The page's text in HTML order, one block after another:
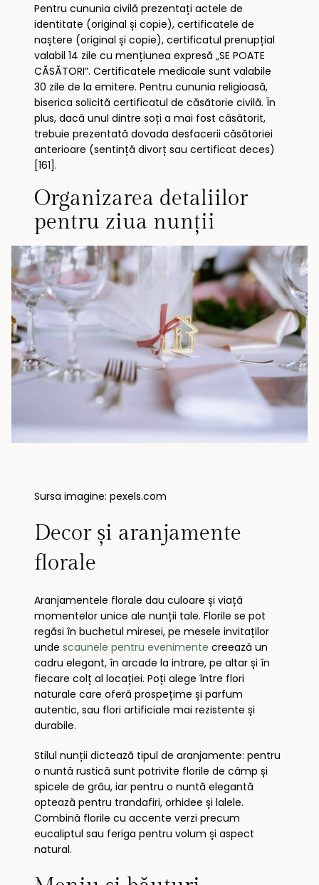
Pentru cununia civilă prezentați actele de
identitate (original și copie), certificatele de
naștere (original și copie), certificatul prenupțial
valabil 14 zile cu mențiunea expresă „SE POATE
CĂSĂTORI”. Certificatele medicale sunt valabile
30 zile de la emitere. Pentru cununia religioasă,
biserica solicită certificatul de căsătorie civilă. În
plus, dacă unul dintre soți a mai fost căsătorit,
trebuie prezentată dovada desfacerii căsătoriei
anterioare (sentință divorț sau certificat deces)
[161].
Organizarea detaliilor
pentru ziua nunții
Sursa imagine: pexels.com
Decor și aranjamente
florale
Aranjamentele florale dau culoare și viață
momentelor unice ale nunții tale. Florile se pot
regăsi în buchetul miresei, pe mesele invitaților
unde scaunele pentru evenimente creează un
cadru elegant, în arcade la intrare, pe altar și în
fiecare colț al locației. Poți alege între flori
naturale care oferă prospețime și parfum
autentic, sau flori artificiale mai rezistente și
durabile.
Stilul nunții dictează tipul de aranjamente: pentru
o nuntă rustică sunt potrivite florile de câmp și
spicele de grâu, iar pentru o nuntă elegantă
optează pentru trandafiri, orhidee și lalele.
Combină florile cu accente verzi precum
eucaliptul sau feriga pentru volum și aspect
natural.